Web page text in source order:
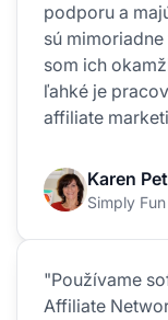
podporu a
sú
som ich
ľahké je
affiliate
Karen
Simply
"Používame
Affiliate